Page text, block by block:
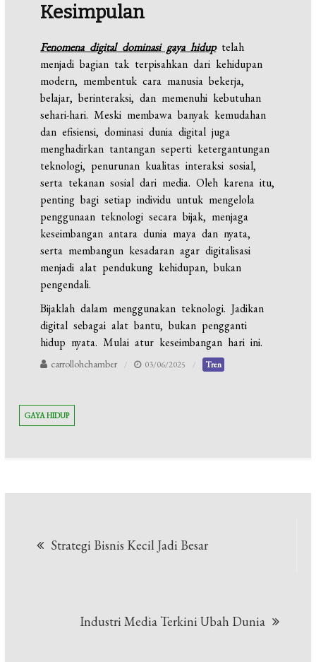
Kesimpulan
Fenomena digital dominasi gaya hiduptelah
menjadi bagian tak terpisahkan dari kehidupan
modern, membentuk cara manusia bekerja,
belajar, berinteraksi, dan memenuhi kebutuhan
sehari-hari. Meski membawa banyak kemudahan
dan efisiensi, dominasi dunia digital juga
menghadirkan tantangan seperti ketergantungan
teknologi, penurunan kualitas interaksi sosial,
serta tekanan sosial dari media. Oleh karena itu,
penting bagi setiap individu untuk mengelola
penggunaan teknologi secara bijak, menjaga
keseimbangan antara dunia maya dan nyata,
serta membangun kesadaran agar digitalisasi
menjadi alat pendukung kehidupan, bukan
pengendali.
Bijaklah dalam menggunakan teknologi. Jadikan
digital sebagai alat bantu, bukan pengganti
hidup nyata. Mulai atur keseimbangan hari ini.
carrollohchamber 03/06/2025 Tren
GAYA HIDUP
Strategi Bisnis Kecil Jadi Besar
Industri Media Terkini Ubah Dunia